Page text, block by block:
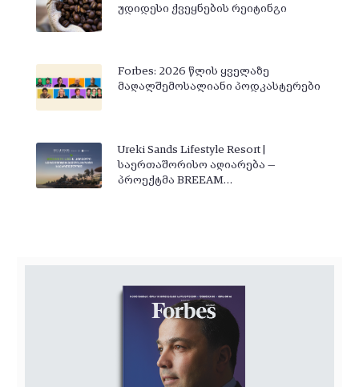
უდიდესი ქვეყნების რეიტინგი
Forbes: 2026 წლის ყველაზე
მაღალშემოსალიანი პოდკასტერები
Ureki Sands Lifestyle Resort |
საერთაშორისო აღიარება —
პროექტმა BREEAM…